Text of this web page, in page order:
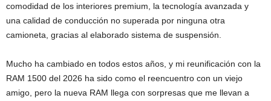
comodidad de los interiores premium, la tecnología avanzada y
una calidad de conducción no superada por ninguna otra
camioneta, gracias al elaborado sistema de suspensión.
Mucho ha cambiado en todos estos años, y mi reunificación con la
RAM 1500 del 2026 ha sido como el reencuentro con un viejo
amigo, pero la nueva RAM llega con sorpresas que me llevan a